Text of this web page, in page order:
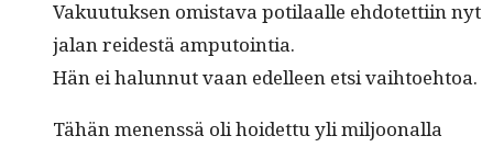
Vaku­u­tuk­sen omis­ta­va poti­laalle ehdotet­ti­in nyt
jalan rei­destä amputointia.
Hän ei halun­nut vaan edelleen etsi vaihtoehtoa.
Tähän menenssä oli hoidet­tu yli miljoon­al­la